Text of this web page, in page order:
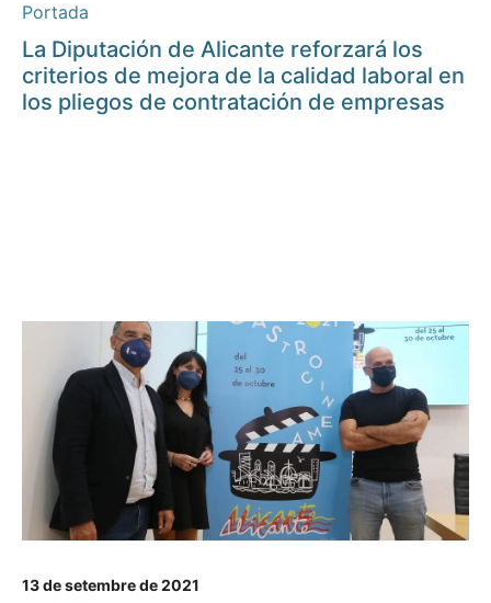
Portada
La Diputación de Alicante reforzará los
criterios de mejora de la calidad laboral en
los pliegos de contratación de empresas
13 de setembre de 2021